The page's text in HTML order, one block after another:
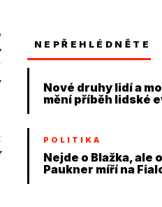
NEPŘEHLÉDNĚTE
Nové druhy lidí a
mění příběh lidské
POLITIKA
Nejde o Blažka, ale
Paukner míří na